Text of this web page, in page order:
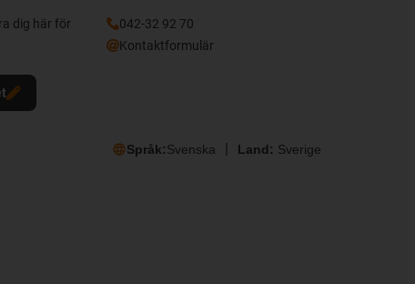
dig här för
042-32 92 70
Kontaktformulär
Språk:Svenska Land: Sverige